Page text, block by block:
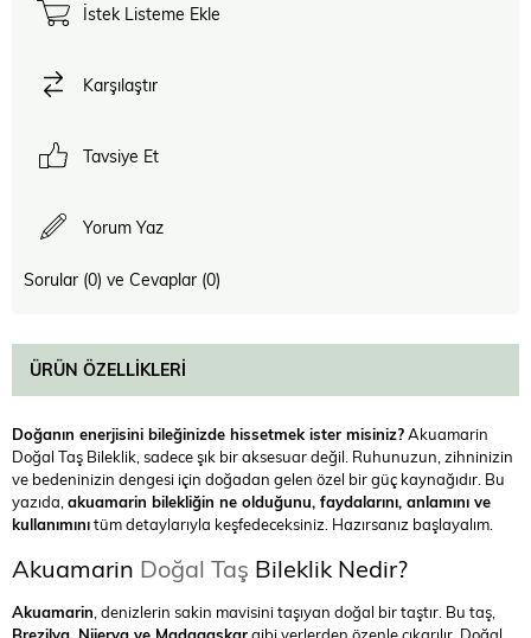
İstek Listeme Ekle
Karşılaştır
Tavsiye Et
Yorum Yaz
Sorular (0) ve Cevaplar (0)
ÜRÜN ÖZELLIKLERI
Doğanın enerjisini bileğinizde hissetmek ister misiniz?Akuamarin
Doğal Taş Bileklik, sadece şık bir aksesuar değil. Ruhunuzun, zihninizin
ve bedeninizin dengesi için doğadan gelen özel bir güç kaynağıdır. Bu
yazıda,akuamarin bilekliğin ne olduğunu, faydalarını, anlamını ve
kullanımınıtüm detaylarıyla keşfedeceksiniz. Hazırsanız başlayalım.
Akuamarin Doğal Taş Bileklik Nedir?
Akuamarin, denizlerin sakin mavisini taşıyan doğal bir taştır. Bu taş,